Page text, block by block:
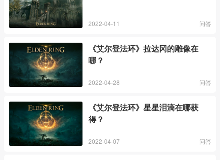
2022-04-11 问答
《艾尔登法环》拉达冈的雕像在
哪？
2022-04-28 问答
《艾尔登法环》星星泪滴在哪获
得？
2022-04-07 问答